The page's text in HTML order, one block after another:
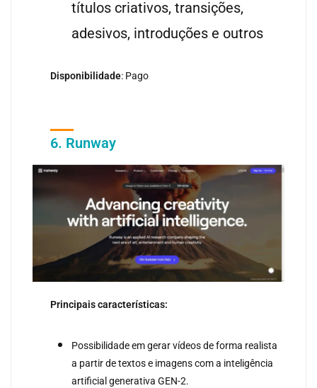
títulos criativos, transições,
adesivos, introduções e outros
Disponibilidade: Pago
6. Runway
Principais características:
Possibilidade em gerar vídeos de forma realista
a partir de textos e imagens com a inteligência
artificial generativa GEN-2.